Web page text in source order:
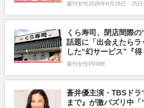
週刊女性2026年8月18日・25日
くら寿司、閉店間際
話題に「出会えたら
した“幻サービス”『
週刊女性PRIME
蒼井優主演・TBSドラ
まで』が激バズリ中